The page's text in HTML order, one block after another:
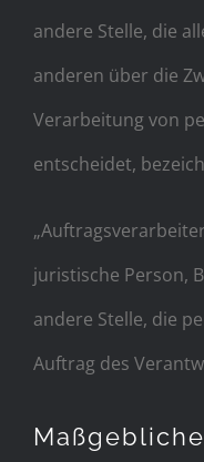
andere Stelle, die
anderen über die
Verarbeitung von
entscheidet,
juristische Person,
andere Stelle, die
Auftrag des